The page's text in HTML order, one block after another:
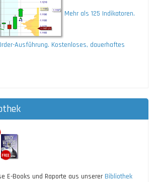
Mehr als 125 Indikatoren.
Ausführung. Kostenloses, dauerhaftes
E-Books und Raporte aus unserer Bibliothek